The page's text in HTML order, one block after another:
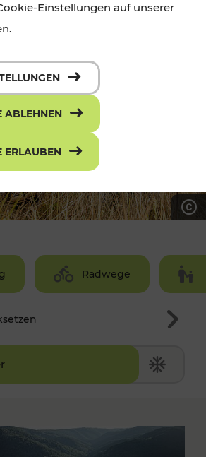
Radwege
Einstellungen auf unserer
ABLEHNEN
ERLAUBEN